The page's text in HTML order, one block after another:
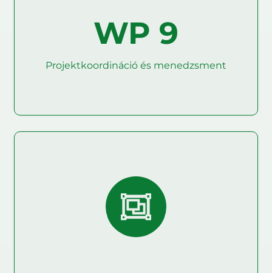
WP 9
Projektkoordináció és menedzsment
Olvass tovább